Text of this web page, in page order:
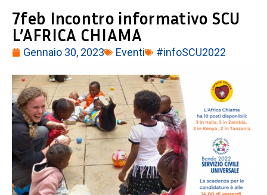
7feb Incontro informativo SCU
L’AFRICA CHIAMA
Gennaio 30, 2023 Eventi #infoSCU2022